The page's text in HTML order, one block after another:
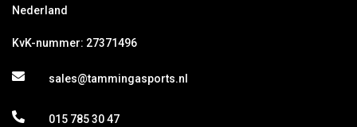
Nederland
KvK-nummer: 27371496
sales@tammingasports.nl
015 785 30 47